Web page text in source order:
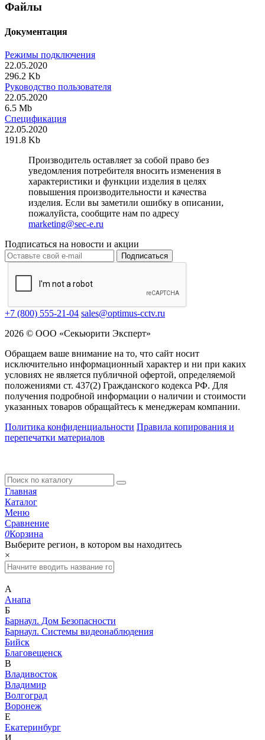
Файлы
Документация
Режимы подключения
22.05.2020
296.2 Kb
Руководство пользователя
22.05.2020
6.5 Mb
Спецификация
22.05.2020
191.8 Kb
Производитель оставляет за собой право без
уведомления потребителя вносить изменения в
характеристики и функции изделия в целях
повышения производительности и качества
изделия. Если вы заметили ошибку в описании,
пожалуйста, сообщите нам по адресу
marketing@sec-e.ru
Подписаться на новости и акции
Подписаться
+7 (800) 555-21-04 sales@optimus-cctv.ru
2026 © ООО «Секьюрити Эксперт»
Обращаем ваше внимание на то, что сайт носит
исключительно информационный характер и ни при каких
условиях не является публичной офертой, определяемой
положениями ст. 437(2) Гражданского кодекса РФ. Для
получения подробной информации о наличии и стоимости
указанных товаров обращайтесь к менеджерам компании.
Политика конфиденциальности Правила копирования и
перепечатки материалов
Главная
Каталог
Меню
Сравнение
0Корзина
Выберите регион, в котором вы находитесь
×
А
Анапа
Б
Барнаул. Дом Безопасности
Барнаул. Системы видеонаблюдения
Бийск
Благовещенск
В
Владивосток
Владимир
Волгоград
Воронеж
Е
Екатеринбург
И